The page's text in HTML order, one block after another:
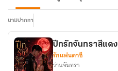
นามปากกา
ปีกรักจันทราสีแดง
รักแฟนตาซี
ว่านจันทรา